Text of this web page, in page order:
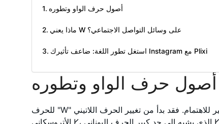
أصول حرف الواو وتطوره
ماذا يعني W على وسائل التواصل الاجتماعي؟
استغل تطور اللغة: ضاعف تأثيرك Instagram مع Plixi
أصول حرف الواو وتطوره
للحرف "W" تاريخ طويل ومثير للاهتمام. فقد بدأ من تغيير الحرف اللاتيني V. ويعود هذا التغيير إلى الحرف